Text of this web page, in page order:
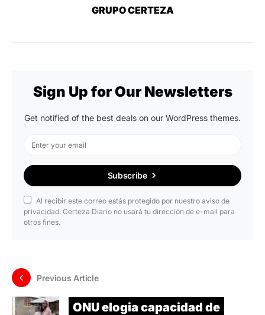
GRUPO CERTEZA
Sign Up for Our Newsletters
Get notified of the best deals on our WordPress themes.
Subscribe
Al recibir este correo estás protegido por nuestro aviso de
privacidad. Certeza Diario no usará tu dirección de e-mail para
otros fines.
Previous Article
ONU elogia capacidad de